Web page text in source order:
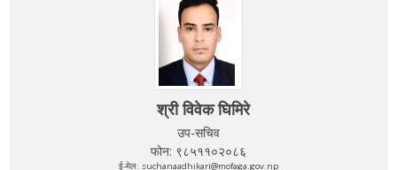
श्री विवेक घिमिरे
उप-सचिव
फोन: ९८५११०२०८६
ई-मेल: suchanaadhikari@mofaga.gov.np